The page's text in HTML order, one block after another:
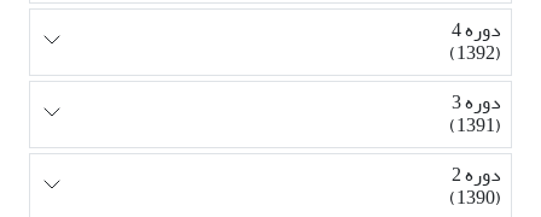
دوره 4
(1392)
دوره 3
(1391)
دوره 2
(1390)